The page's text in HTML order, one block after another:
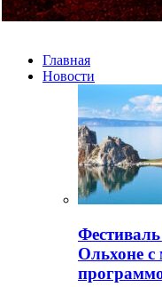
Главная
Новости
Ольхоне